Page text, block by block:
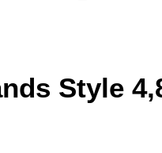
Style